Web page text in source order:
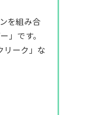
を組み合
」です。
リーク」な